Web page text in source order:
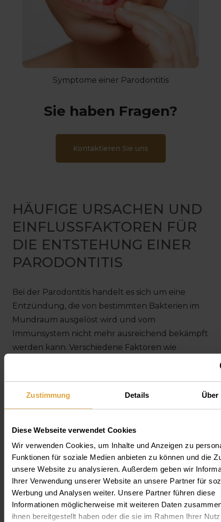
Zustimmung Details Über
Diese Webseite verwendet Cookies
Wir verwenden Cookies, um Inhalte und Anzeigen zu
Funktionen für soziale Medien anbieten zu können und die
unsere Website zu analysieren. Außerdem geben wir
Ihrer Verwendung unserer Website an unsere Partner für
Werbung und Analysen weiter. Unsere Partner führen diese
Informationen möglicherweise mit weiteren Daten
ihnen bereitgestellt haben oder die sie im Rahmen Ihrer
Symptome einer Parodontitis
Sie haben Fragen?
Kontaktieren Sie uns
HÄUFIGE URSACHEN UND
EINFLUSSFAKTOREN FÜR
DIE ENTSTEHUNG EINER
PARODONTITIS
Bei der Parodontitis handelt es sich um eine
Entzündung, die von bestimmten Bakterien im
Mundraum ausgelöst wird und vom
Immunsystem nicht mehr ausreichend bekämpft
werden kann. Verschiedene Faktoren wie
eineunzureichende Mundhygiene,
gesundheitsschädigende
eingeschwächtes Immunsystem
können das Risiko einer Parodontitis-Erkrankung
nachweislich erhöhen.